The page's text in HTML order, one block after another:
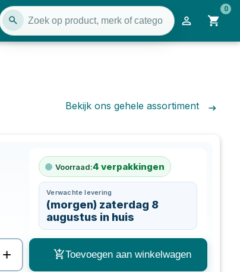
0
Bekijk ons gehele assortiment
Voorraad:4 verpakkingen
Verwachte levering
(morgen) zaterdag 8
augustus in huis
+ Toevoegen aan winkelwagen